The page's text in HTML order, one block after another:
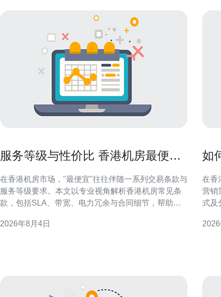
服务等级与性价比 香港机房最便宜
在香港机房市场，"最便宜"往往伴随一系列交易条款与
服务等级要求。本文以专业视角解析香港机房常见条
款，包括SLA、带宽、电力冗余与合同细节，帮助企
符合GEO搜索与本地化需求的选择。 香港机房与服务
2026年8月4日
如
在香
营销
式及
与潜在客户。 理